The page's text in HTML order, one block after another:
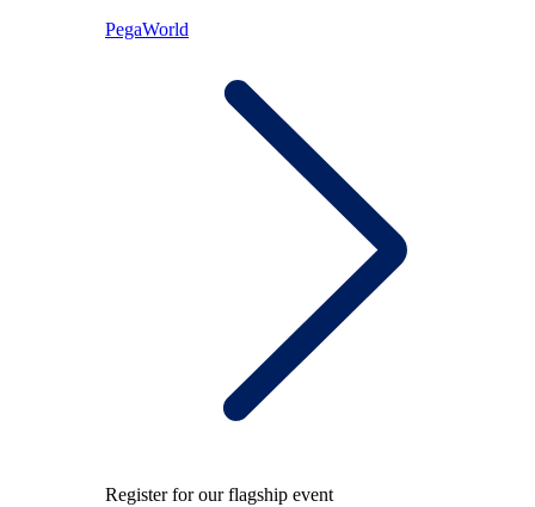
PegaWorld
Register for our flagship event